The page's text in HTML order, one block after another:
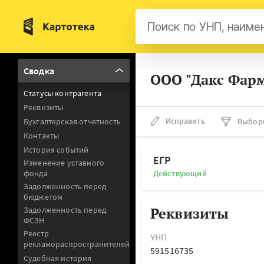
Сводка
Статусы контрагента
Реквизиты
Бухгалтерская отчетность
Контакты
История событий
Изменение уставного
фонда
Задолженность перед
бюджетом
Задолженность перед
ФСЗН
Реестр
рекламораспространителей
Судебная история
ООО "Дакс
Исправить
ЕГР
Действующий
Реквизиты
УНП
591516735